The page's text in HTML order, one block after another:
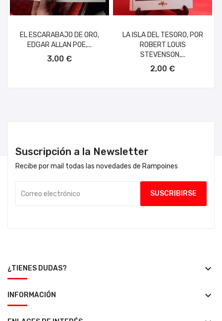
EL ESCARABAJO DE ORO,
EDGAR ALLAN POE,...
3,00 €
LA ISLA DEL TESORO, POR
ROBERT LOUIS
STEVENSON,...
2,00 €
Suscripción a la Newsletter
Recibe por mail todas las novedades de Rampoines
¿TIENES DUDAS? keyboard_arrow_down
INFORMACIÓN keyboard_arrow_down